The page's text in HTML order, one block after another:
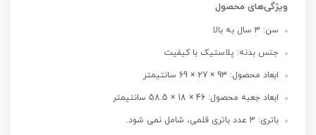
ویژگی‌های محصول
سن: 3 سال به بالا
جنس بدنه: پلاستیک با کیفیت
ابعاد محصول: 93 × 27 × 69 سانتیمتر
ابعاد جعبه محصول: 46 × 18 × 58.5 سانتیمتر
باتری: 3 عدد باتری قلمی، شامل نمی شود.